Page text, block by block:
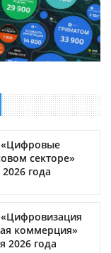
«Цифровые
секторе»
года
коммерция»
2026 года